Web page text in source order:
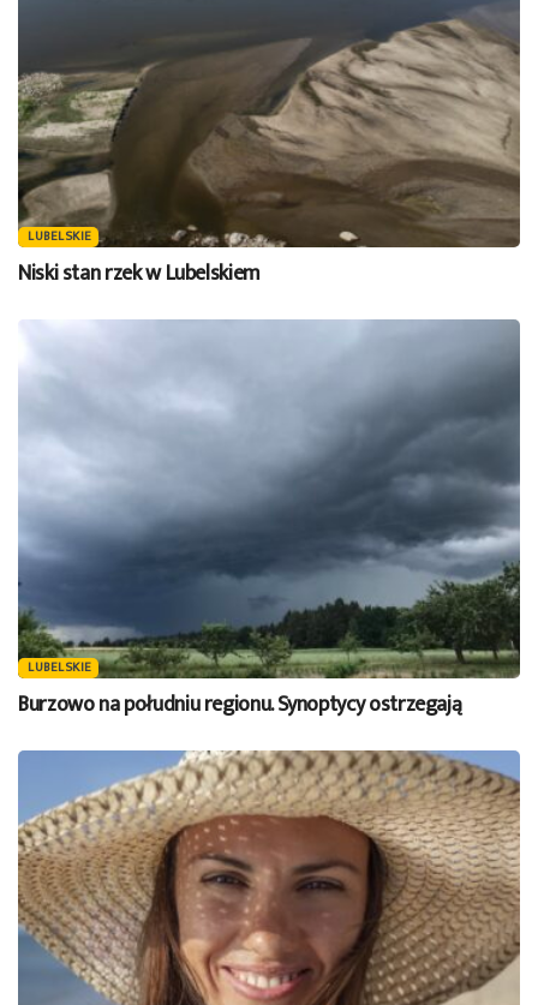
LUBELSKIE
Niski stan rzek w Lubelskiem
LUBELSKIE
Burzowo na południu regionu. Synoptycy ostrzegają